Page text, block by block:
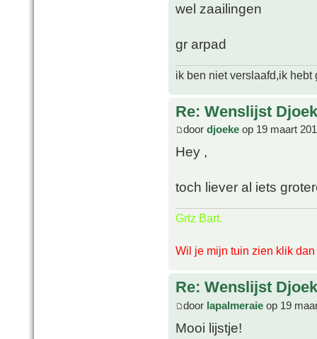
wel zaailingen
gr arpad
ik ben niet verslaafd,ik
Re: Wenslijst
door djoeke op 19 maart
Hey ,
toch liever al iets
Grtz Bart.
Wil je mijn tuin zien klik dan
Re: Wenslijst
door lapalmeraie op 19
Mooi lijstje!